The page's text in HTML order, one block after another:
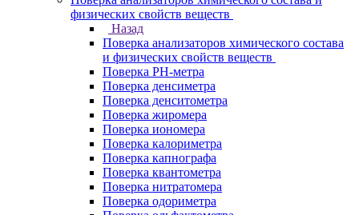
физических свойств веществ
Назад
Поверка анализаторов химического состава
и физических свойств веществ
Поверка PH-метра
Поверка денсиметра
Поверка денситометра
Поверка жиромера
Поверка иономера
Поверка калориметра
Поверка капнографа
Поверка квантометра
Поверка нитратомера
Поверка одориметра